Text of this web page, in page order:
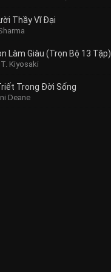
Thầy Vĩ Đại
Làm Giàu (Trọn Bộ 13 Tập)
Kiyosaki
Trong Đời Sống
Deane